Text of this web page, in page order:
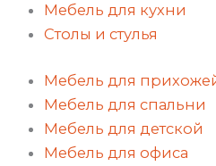
Мебель для кухни
Столы и стулья
Мебель для
Мебель для спальни
Мебель для детской
Мебель для офиса